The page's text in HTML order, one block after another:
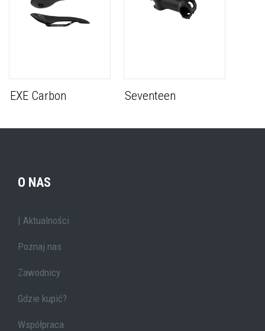
EXE Carbon Seventeen
O NAS
| Aktualności
Poznaj nas
Zawodnicy
Gdzie kupić?
Współpraca